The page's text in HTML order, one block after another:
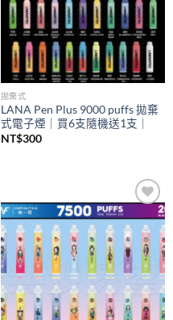
拋棄式
LANA Pen Plus 9000 puffs 拋棄
式電子煙｜買6支隨機送1支｜
NT$300
Add to
wishlist